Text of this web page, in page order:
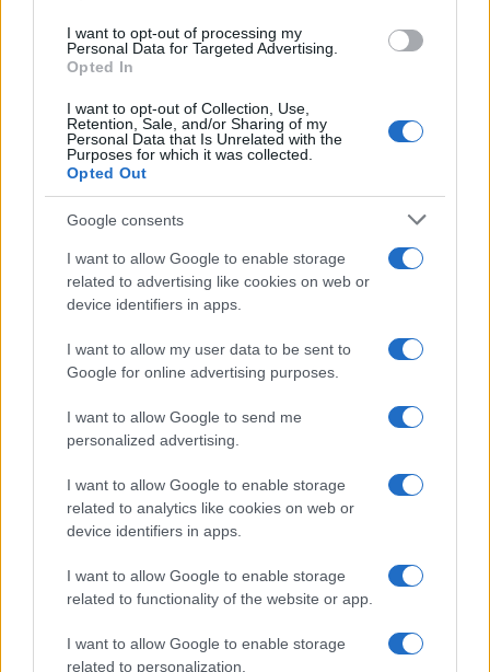
consent section.
I want to opt-out of processing my
Personal Data for Targeted Advertising.
Opted In
I want to opt-out of Collection, Use,
Retention, Sale, and/or Sharing of my
Personal Data that Is Unrelated with the
Purposes for which it was collected.
Opted Out
Google consents
I want to allow Google to enable storage
related to advertising like cookies on web or
device identifiers in apps.
I want to allow my user data to be sent to
Google for online advertising purposes.
I want to allow Google to send me
personalized advertising.
I want to allow Google to enable storage
related to analytics like cookies on web or
device identifiers in apps.
I want to allow Google to enable storage
related to functionality of the website or app.
I want to allow Google to enable storage
related to personalization.
FRASI
Frasi celebri
Frasi da condividere
Poesie
FILM
Frasi dei film
Frasi film più lette
Incipit dei film
Film più cercati
Frasi sul cinema
SERVIZI
Mappa del sito
Cookie Policy
Frasi suddivise per tema
Indice degli autori